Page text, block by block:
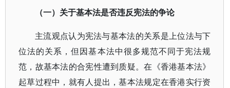
（一）关于基本法是否违反宪法的争论
主流观点认为宪法与基本法的关系是上位法与下
位法的关系，但因基本法中很多规范不同于宪法规
范，故基本法的合宪性遭到质疑。在《香港基本法》
起草过程中，就有人提出，基本法规定在香港实行资